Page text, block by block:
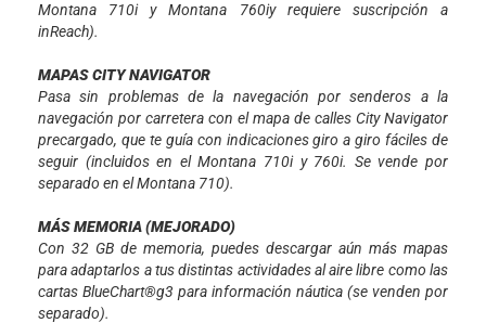
Montana 710i y Montana 760iy requiere suscripción a
inReach).
MAPAS CITY NAVIGATOR
Pasa sin problemas de la navegación por senderos a la
navegación por carretera con el mapa de calles City Navigator
precargado, que te guía con indicaciones giro a giro fáciles de
seguir (incluidos en el Montana 710i y 760i. Se vende por
separado en el Montana 710).
MÁS MEMORIA (MEJORADO)
Con 32 GB de memoria, puedes descargar aún más mapas
para adaptarlos a tus distintas actividades al aire libre como las
cartas BlueChart®g3 para información náutica (se venden por
separado).